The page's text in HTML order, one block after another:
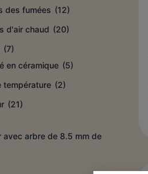
des fumées (12)
d'air chaud (20)
(7)
en céramique (5)
température (2)
(21)
avec arbre de 8.5 mm de